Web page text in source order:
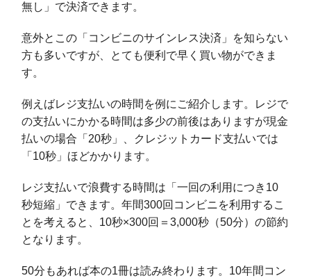
無し」で決済できます。
意外とこの「コンビニのサインレス決済」を知らない
方も多いですが、とても便利で早く買い物ができま
す。
例えばレジ支払いの時間を例にご紹介します。レジで
の支払いにかかる時間は多少の前後はありますが現金
払いの場合「20秒」、クレジットカード支払いでは
「10秒」ほどかかります。
レジ支払いで浪費する時間は「一回の利用につき10
秒短縮」できます。年間300回コンビニを利用するこ
とを考えると、10秒×300回＝3,000秒（50分）の節約
となります。
50分もあれば本の1冊は読み終わります。10年間コン